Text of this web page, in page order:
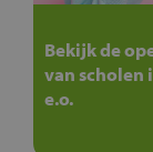
Bekijk de
van scholen
e.o.